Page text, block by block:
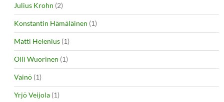
Julius Krohn (2)
Konstantin Hämäläinen (1)
Matti Helenius (1)
Olli Wuorinen (1)
Vainö (1)
Yrjö Veijola (1)